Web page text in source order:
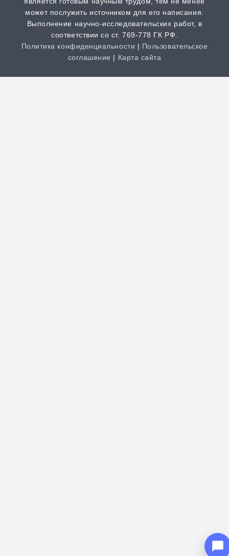
Дистанционная задача
от 1 часа | от 300 ₽
может послужить источником для его написания.
Выполнение научно-исследовательских работ, в
соответствии со ст. 769-778 ГК РФ.
Политика конфиденциальности | Пользовательское
соглашение | Карта сайта